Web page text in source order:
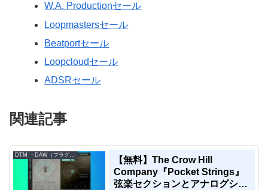
W.A. Productionセール
Loopmastersセール
Beatportセール
Loopcloudセール
ADSRセール
関連記事
DTM ・DAW（プラグイン、シンセなど）のセール情報
【無料】The Crow Hill
Company『Pocket Strings』
弦楽セクションとアナログシン